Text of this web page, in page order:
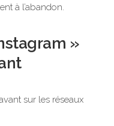
à l’abandon.
»
sur les réseaux